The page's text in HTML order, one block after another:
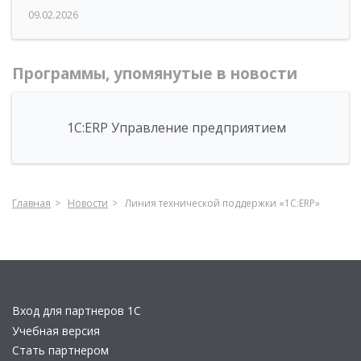
09.02.2026
Программы, упомянутые в новости
1С:ERP Управление предприятием
Главная Новости Линия технической поддержки «1С:ERP»
Вход для партнеров 1С
Учебная версия
Стать партнером